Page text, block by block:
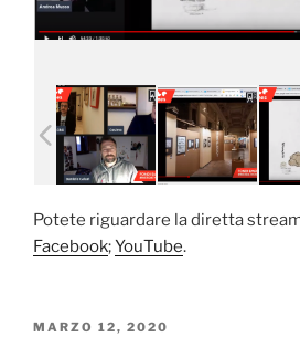
Potete riguardare la diretta
Facebook;YouTube.
PUBBLICATO
MARZO 12, 2020